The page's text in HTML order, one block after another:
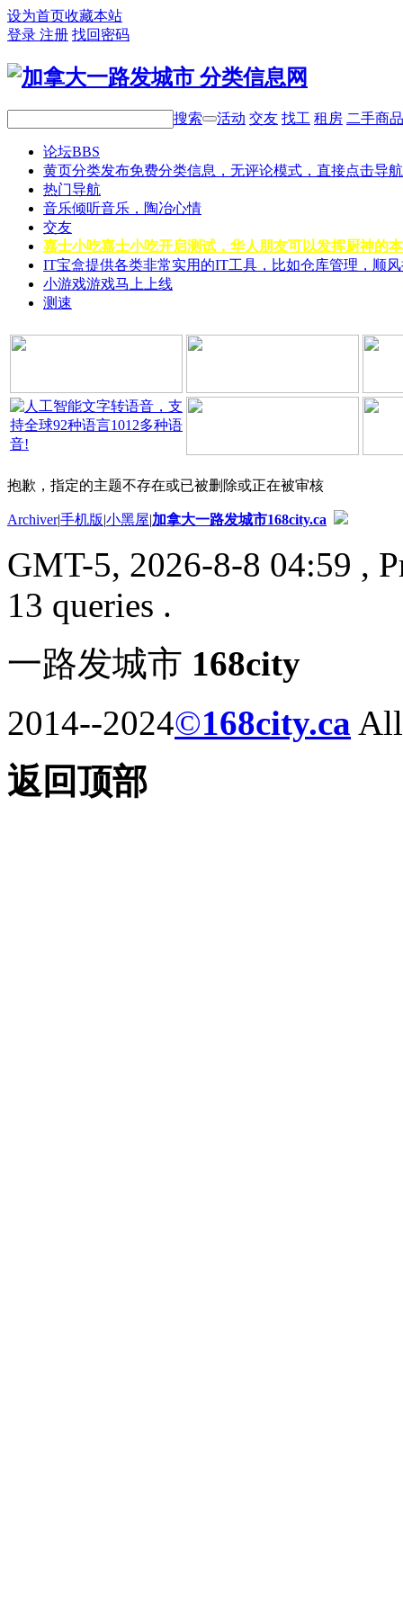
设为首页收藏本站
登录 注册 找回密码
搜索 活动 交友 找工 租房 二手商品
论坛BBS
黄页分类发布免费分类信息，无评论模式，直接点击导
热门导航
音乐倾听音乐，陶冶心情
交友
嘉士小吃嘉士小吃开启测试，华人朋友可以发挥厨神的
IT宝盒提供各类非常实用的IT工具，比如仓库管理，顺
小游戏游戏马上上线
测速
抱歉，指定的主题不存在或已被删除或正在被审核
Archiver|手机版|小黑屋|加拿大一路发城市168city.ca
GMT-5, 2026-8-8 04:59 ,
13 queries .
一路发城市 168city
2014--2024©168city.ca All
返回顶部